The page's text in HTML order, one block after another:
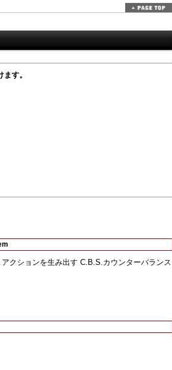
す。
クションを生み出す C.B.S.カウンターバランス